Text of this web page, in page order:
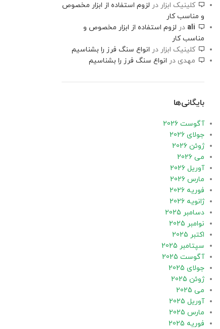
کلینیک ابزار در لزوم استفاده از ابزار مخصوص
و مناسب کار
ali در لزوم استفاده از ابزار مخصوص و
مناسب کار
کلینیک ابزار در انواع سنگ فرز را بشناسیم
مهدی در انواع سنگ فرز را بشناسیم
بایگانی‌ها
آگوست 2026
جولای 2026
ژوئن 2026
می 2026
آوریل 2026
مارس 2026
فوریه 2026
ژانویه 2026
دسامبر 2025
نوامبر 2025
اکتبر 2025
سپتامبر 2025
آگوست 2025
جولای 2025
ژوئن 2025
می 2025
آوریل 2025
مارس 2025
فوریه 2025